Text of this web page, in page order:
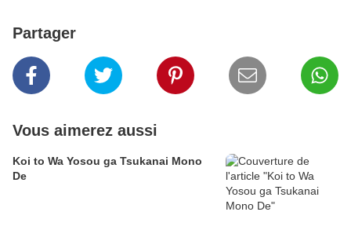
Partager
Vous aimerez aussi
Koi to Wa Yosou ga Tsukanai Mono
De